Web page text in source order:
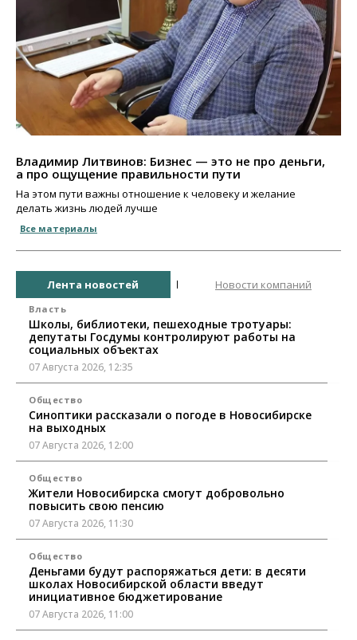
Владимир Литвинов: Бизнес — это не про деньги,
а про ощущение правильности пути
На этом пути важны отношение к человеку и желание
делать жизнь людей лучше
Все материалы
Лента новостей Новости компаний
Власть
Школы, библиотеки, пешеходные тротуары:
депутаты Госдумы контролируют работы на
социальных объектах
07 Августа 2026, 12:35
Общество
Синоптики рассказали о погоде в Новосибирске
на выходных
07 Августа 2026, 12:00
Общество
Жители Новосибирска смогут добровольно
повысить свою пенсию
07 Августа 2026, 11:30
Общество
Деньгами будут распоряжаться дети: в десяти
школах Новосибирской области введут
инициативное бюджетирование
07 Августа 2026, 11:00